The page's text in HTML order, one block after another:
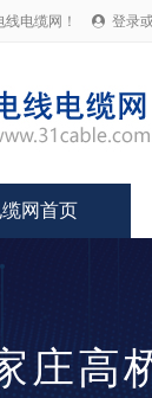
电缆网！  登录
网首页
庄高